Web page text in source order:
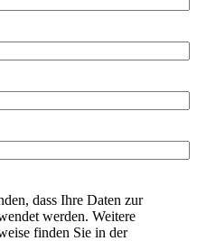
dass Ihre Daten zur
werden. Weitere
finden Sie in der